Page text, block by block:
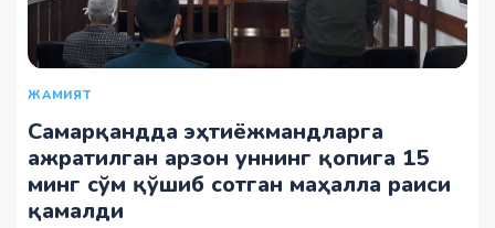
ЖАМИЯТ
Самарқандда эҳтиёжмандларга
ажратилган арзон уннинг қопига 15
минг сўм қўшиб сотган маҳалла раиси
қамалди